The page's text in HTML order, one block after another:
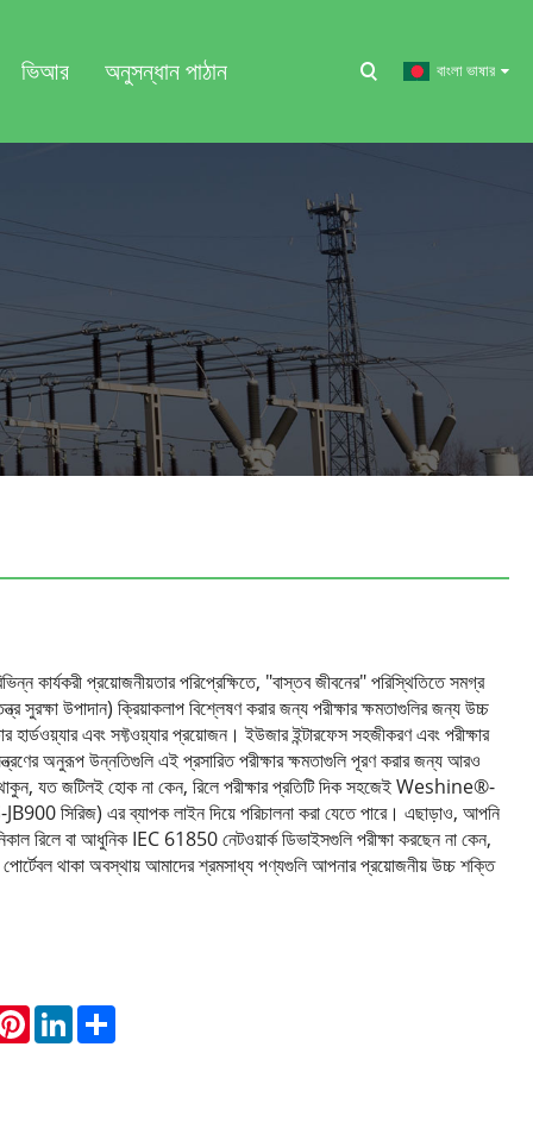
ভিআর অনুসন্ধান পাঠান বাংলা ভাষার
কার্যকরী প্রয়োজনীয়তার পরিপ্রেক্ষিতে, "বাস্তব জীবনের" পরিস্থিতিতে সমগ্র
সুরক্ষা উপাদান) ক্রিয়াকলাপ বিশ্লেষণ করার জন্য পরীক্ষার ক্ষমতাগুলির জন্য উচ্চ
হার্ডওয়্যার এবং সফ্টওয়্যার প্রয়োজন। ইউজার ইন্টারফেস সহজীকরণ এবং পরীক্ষার
অনুরূপ উন্নতিগুলি এই প্রসারিত পরীক্ষার ক্ষমতাগুলি পূরণ করার জন্য আরও
যত জটিলই হোক না কেন, রিলে পরীক্ষার প্রতিটি দিক সহজেই Weshine®-
JB900 সিরিজ) এর ব্যাপক লাইন দিয়ে পরিচালনা করা যেতে পারে। এছাড়াও, আপনি
রিলে বা আধুনিক IEC 61850 নেটওয়ার্ক ডিভাইসগুলি পরীক্ষা করছেন না কেন,
পোর্টেবল থাকা অবস্থায় আমাদের শ্রমসাধ্য পণ্যগুলি আপনার প্রয়োজনীয় উচ্চ শক্তি
PinterestLinkedIn